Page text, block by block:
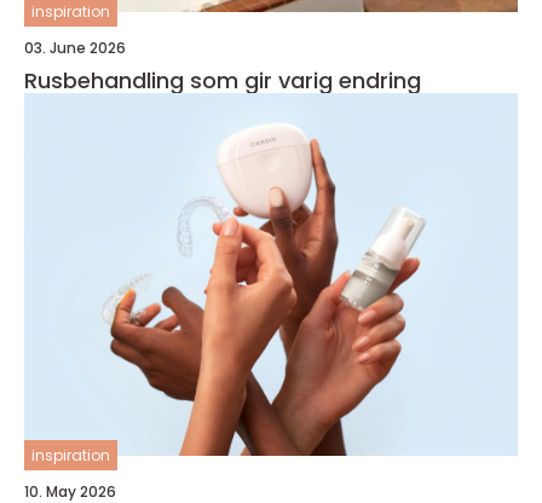
inspiration
03. June 2026
Rusbehandling som gir varig endring
inspiration
10. May 2026